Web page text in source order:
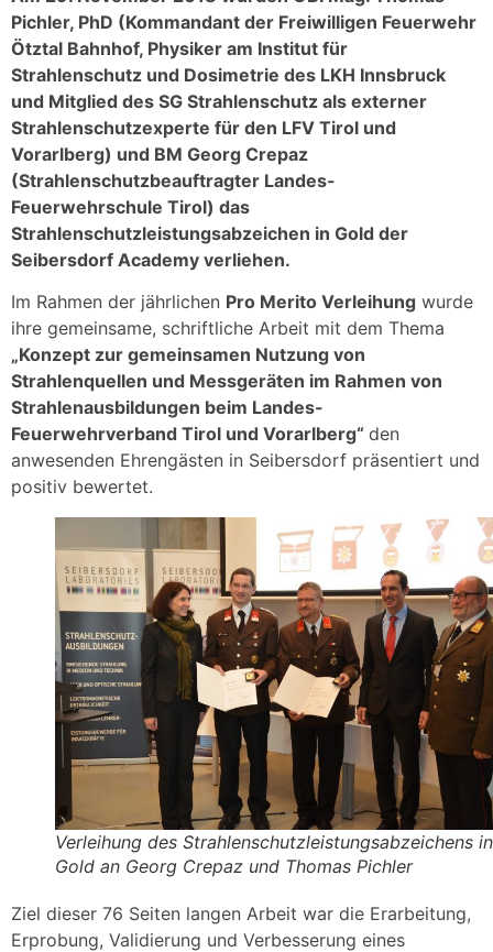
Pichler, PhD (Kommandant der Freiwilligen Feuerwehr
Ötztal Bahnhof, Physiker am Institut für
Strahlenschutz und Dosimetrie des LKH Innsbruck
und Mitglied des SG Strahlenschutz als externer
Strahlenschutzexperte für den LFV Tirol und
Vorarlberg) und BM Georg Crepaz
(Strahlenschutzbeauftragter Landes-
Feuerwehrschule Tirol) das
Strahlenschutzleistungsabzeichen in Gold der
Seibersdorf Academy verliehen.
Im Rahmen der jährlichen Pro Merito Verleihung wurde
ihre gemeinsame, schriftliche Arbeit mit dem Thema
„Konzept zur gemeinsamen Nutzung von
Strahlenquellen und Messgeräten im Rahmen von
Strahlenausbildungen beim Landes-
Feuerwehrverband Tirol und Vorarlberg“ den
anwesenden Ehrengästen in Seibersdorf präsentiert und
positiv bewertet.
Verleihung des Strahlenschutzleistungsabzeichens in
Gold an Georg Crepaz und Thomas Pichler
Ziel dieser 76 Seiten langen Arbeit war die Erarbeitung,
Erprobung, Validierung und Verbesserung eines